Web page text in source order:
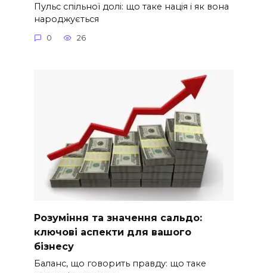
Пульс спільної долі: що таке нація і як вона
народжується
0 26
Розуміння та значення сальдо:
ключові аспекти для вашого
бізнесу
Баланс, що говорить правду: що таке